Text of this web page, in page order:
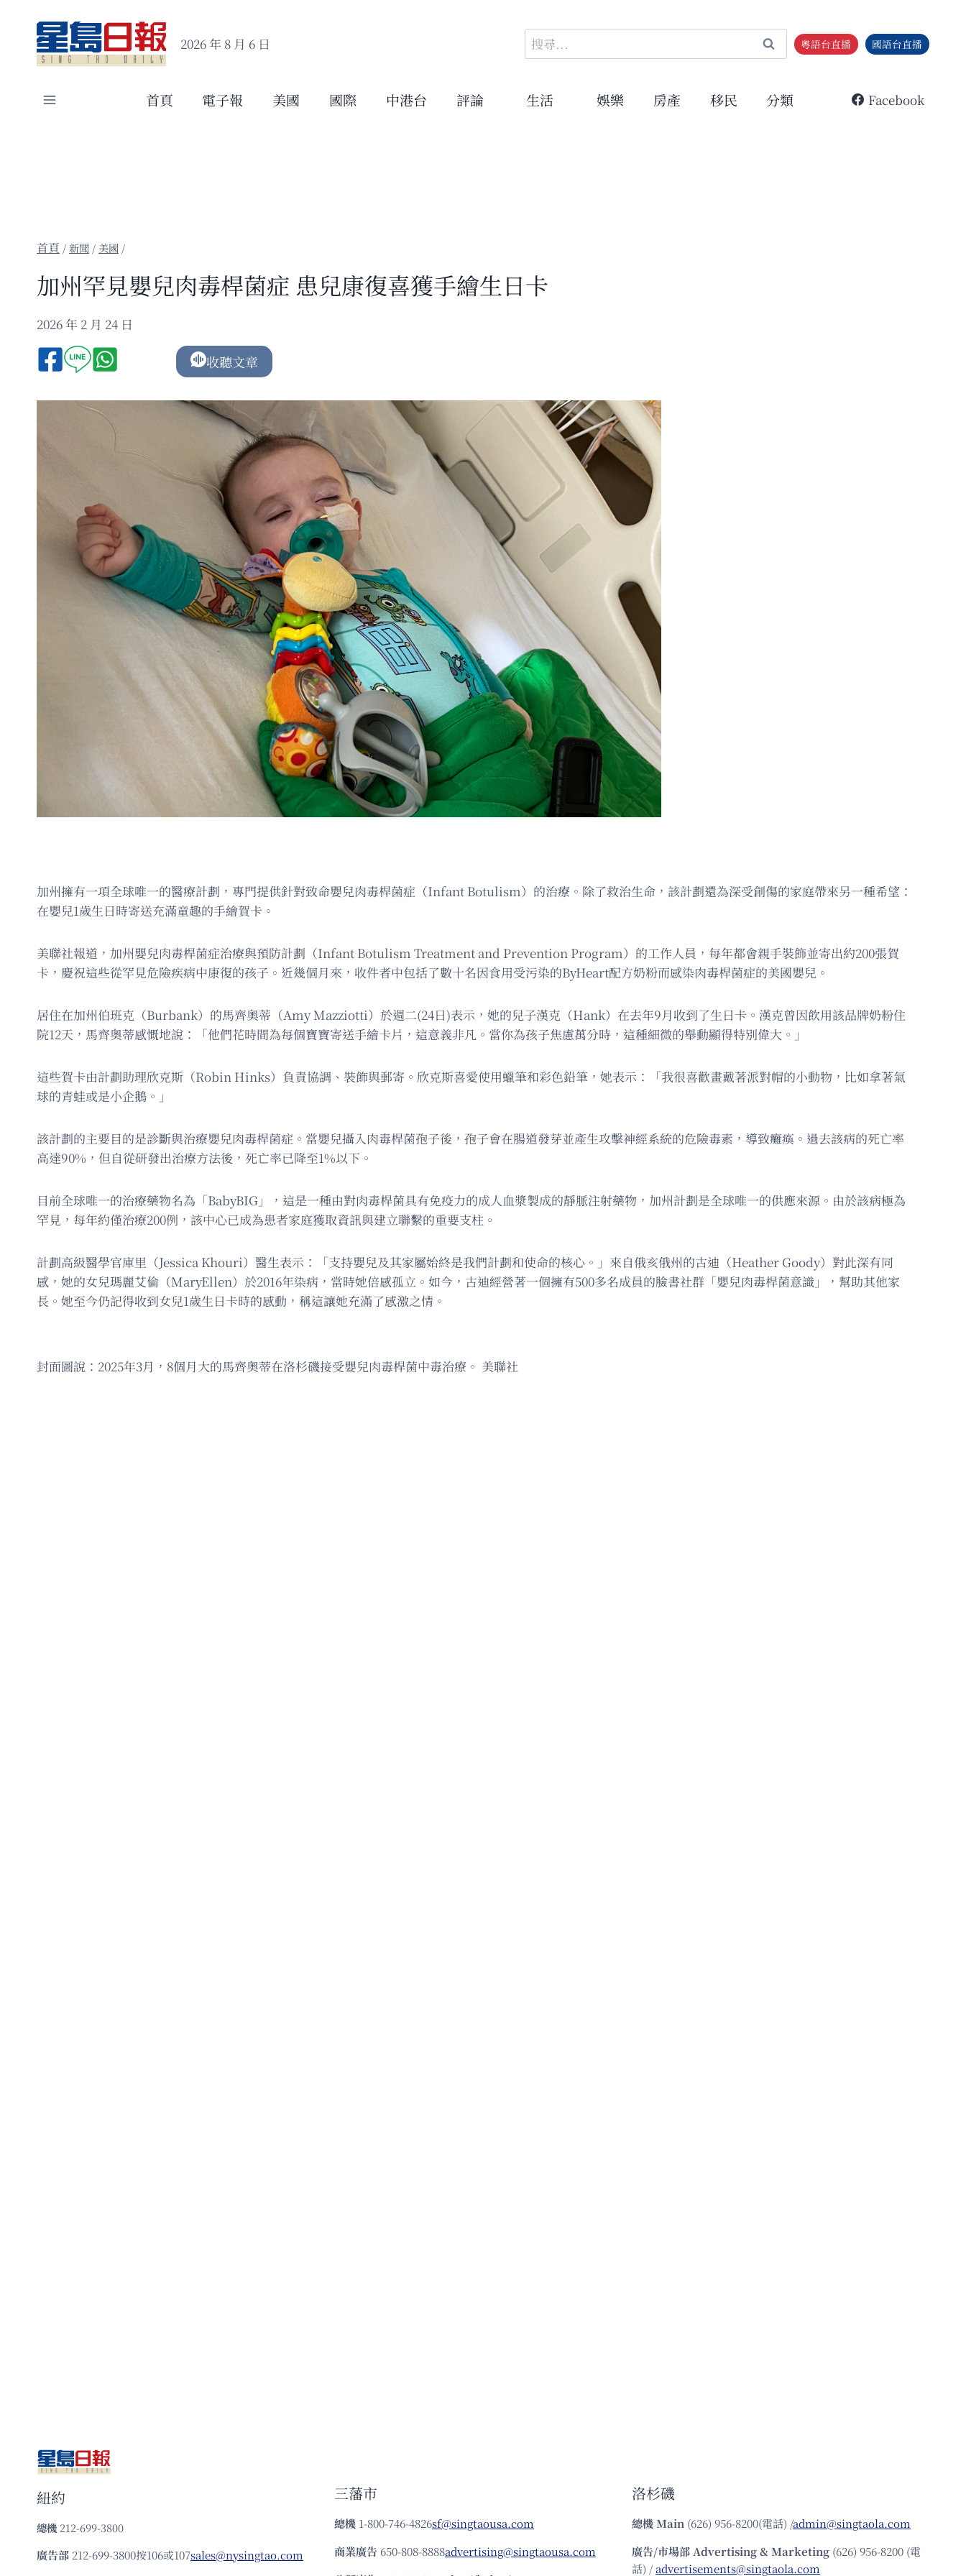
content
2026 年 8 月 6 日
搜
尋
鍵
粵語台直播 國語台直播
首頁 電子報 美國 國際 中港台 評論 生活 娛樂 房產 移民 分類 Facebook
/新聞 / 美國 /
加州罕見嬰兒肉毒桿菌症 患兒康復喜獲手繪生日卡
2026 年 2 月 24 日
收聽文章
加州擁有一項全球唯一的醫療計劃，專門提供針對致命嬰兒肉毒桿菌症（Infant Botulism）的治療。除了救治生命，該計劃還為深受創傷的家庭帶來另一種希望：
在嬰兒1歲生日時寄送充滿童趣的手繪賀卡。
美聯社報道，加州嬰兒肉毒桿菌症治療與預防計劃（Infant Botulism Treatment and Prevention Program）的工作人員，每年都會親手裝飾並寄出約200張賀
卡，慶祝這些從罕見危險疾病中康復的孩子。近幾個月來，收件者中包括了數十名因食用受污染的ByHeart配方奶粉而感染肉毒桿菌症的美國嬰兒。
居住在加州伯班克（Burbank）的馬齊奧蒂（Amy Mazziotti）於週二(24日)表示，她的兒子漢克（Hank）在去年9月收到了生日卡。漢克曾因飲用該品牌奶粉住
院12天，馬齊奧蒂感慨地說：「他們花時間為每個寶寶寄送手繪卡片，這意義非凡。當你為孩子焦慮萬分時，這種細微的舉動顯得特別偉大。」
這些賀卡由計劃助理欣克斯（Robin Hinks）負責協調、裝飾與郵寄。欣克斯喜愛使用蠟筆和彩色鉛筆，她表示：「我很喜歡畫戴著派對帽的小動物，比如拿著氣
球的青蛙或是小企鵝。」
該計劃的主要目的是診斷與治療嬰兒肉毒桿菌症。當嬰兒攝入肉毒桿菌孢子後，孢子會在腸道發芽並產生攻擊神經系統的危險毒素，導致癱瘓。過去該病的死亡率
高達90%，但自從研發出治療方法後，死亡率已降至1%以下。
目前全球唯一的治療藥物名為「BabyBIG」，這是一種由對肉毒桿菌具有免疫力的成人血漿製成的靜脈注射藥物，加州計劃是全球唯一的供應來源。由於該病極為
罕見，每年約僅治療200例，該中心已成為患者家庭獲取資訊與建立聯繫的重要支柱。
計劃高級醫學官庫里（Jessica Khouri）醫生表示：「支持嬰兒及其家屬始終是我們計劃和使命的核心。」來自俄亥俄州的古迪（Heather Goody）對此深有同
感，她的女兒瑪麗艾倫（MaryEllen）於2016年染病，當時她倍感孤立。如今，古迪經營著一個擁有500多名成員的臉書社群「嬰兒肉毒桿菌意識」，幫助其他家
長。她至今仍記得收到女兒1歲生日卡時的感動，稱這讓她充滿了感激之情。
封面圖說：2025年3月，8個月大的馬齊奧蒂在洛杉磯接受嬰兒肉毒桿菌中毒治療。 美聯社
紐約
總機 212-699-3800
廣告部 212-699-3800按106或107sales@nysingtao.com
三藩市
總機 1-800-746-4826sf@singtaousa.com
商業廣告 650-808-8888advertising@singtaousa.com
洛杉磯
總機Main (626) 956-8200(電話) /admin@singtaola.com
廣告/市場部Advertising & Marketing (626) 956-8200 (電
話) /advertisements@singtaola.com